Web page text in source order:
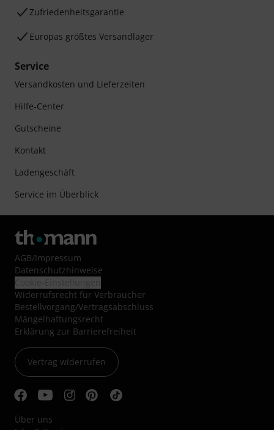
Zufriedenheitsgarantie
Europas größtes Versandlager
Service
Versandkosten und Lieferzeiten
Hilfe-Center
Gutscheine
Kontakt
Ladengeschäft
Service im Überblick
AGB/Impressum
Datenschutzhinweise
Widerrufsrecht für Verbraucher
Bestellvorgang/Vertragsabschluss
Mängelhaftungsrecht
Erklärung zur Barrierefreiheit
Vertrag widerrufen
Über uns